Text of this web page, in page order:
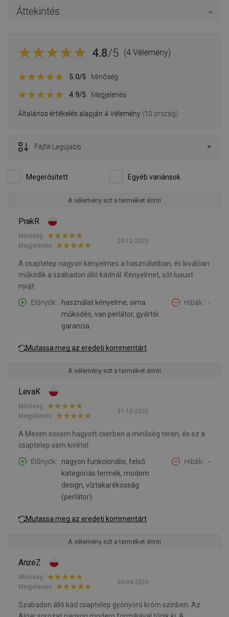
Áttekintés
4.8/5 (4 Vélemény)
Általános értékelés alapján 4 Vélemény (10 ország)
5.0/5 Minőség
4.9/5 Megjelenés
Megerősített Egyéb variánsok
Fajta:Legújabb
A vélemény ezt a terméket érinti
PrakR
23-12-2020
Minőség:
Megjelenés:
A csaptelep nagyon kényelmes a használatban, és kiválóan
működik a szabadon álló kádnál. Kényelmet, sőt luxust
nyújt.
Előnyök
használat kényelme, sima
működés, van perlátor, gyártói
garancia.
Hibák -
Mutassa meg az eredeti kommentárt
A vélemény ezt a terméket érinti
LevaK
31-10-2020
Minőség:
Megjelenés:
A Mexen sosem hagyott cserben a minőség terén, és ez a
csaptelep sem kivétel.
Előnyök
nagyon funkcionális, felső
kategóriás termék, modern
design, víztakarékosság
(perlátor).
Hibák -
Mutassa meg az eredeti kommentárt
A vélemény ezt a terméket érinti
AnżeZ
30-04-2020
Minőség:
Megjelenés:
Szabadon álló kád csaptelep gyönyörű króm színben. Az